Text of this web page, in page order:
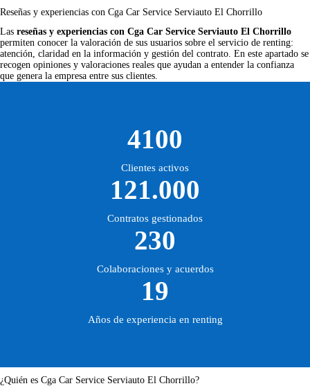
Reseñas y experiencias con Cga Car Service Serviauto El Chorrillo
Las reseñas y experiencias con Cga Car Service Serviauto El Chorrillo
permiten conocer la valoración de sus usuarios sobre el servicio de renting:
atención, claridad en la información y gestión del contrato. En este apartado se
recogen opiniones y valoraciones reales que ayudan a entender la confianza
que genera la empresa entre sus clientes.
4100
Clientes activos
121.000
Contratos gestionados
230
Colaboraciones y acuerdos
19
Años de experiencia en renting
¿Quién es Cga Car Service Serviauto El Chorrillo?